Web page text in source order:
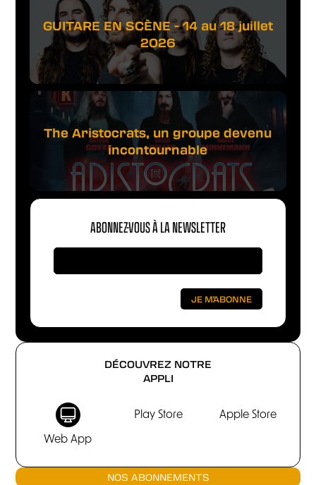
DÉCOUVREZ NOTRE
APPLI
Web App
Play Store Apple Store
NOS ABONNEMENTS
GUITARE EN SCÈNE - 14 au 18 juillet
2026
The Aristocrats, un groupe devenu
incontournable
ABONNEZ-VOUS À LA NEWSLETTER